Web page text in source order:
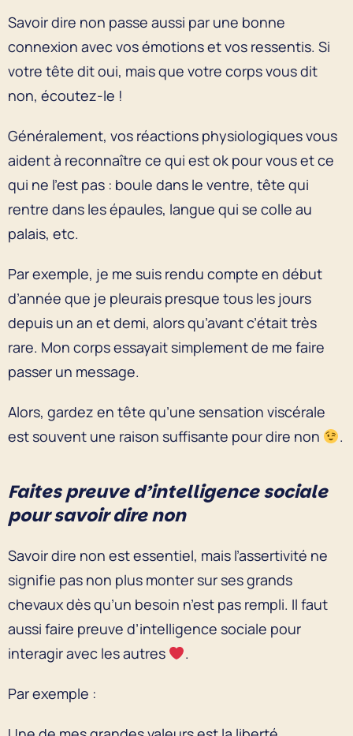
Savoir dire non passe aussi par une bonne
connexion avec vos émotions et vos ressentis. Si
votre tête dit oui, mais que votre corps vous dit
non, écoutez-le !
Généralement, vos réactions physiologiques vous
aident à reconnaître ce qui est ok pour vous et ce
qui ne l’est pas : boule dans le ventre, tête qui
rentre dans les épaules, langue qui se colle au
palais, etc.
Par exemple, je me suis rendu compte en début
d’année que je pleurais presque tous les jours
depuis un an et demi, alors qu’avant c’était très
rare. Mon corps essayait simplement de me faire
passer un message.
Alors, gardez en tête qu’une sensation viscérale
est souvent une raison suffisante pour dire non
.
Faites preuve d’intelligence sociale
pour savoir dire non
Savoir dire non est essentiel, mais l’assertivité ne
signifie pas non plus monter sur ses grands
chevaux dès qu’un besoin n’est pas rempli. Il faut
aussi faire preuve d’intelligence sociale pour
interagir avec les autres
.
Par exemple :